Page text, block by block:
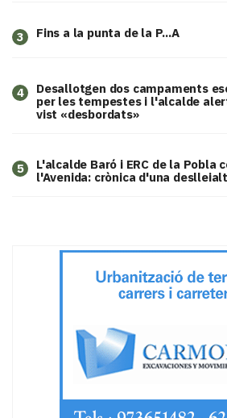
3 Fins a la punta de la P...A
4
​Desallotgen dos campaments
per les tempestes i l'alcalde
vist «desbordats»
5
L'alcalde Baró i ERC de la Pobla
l'Avenida: crònica d'una